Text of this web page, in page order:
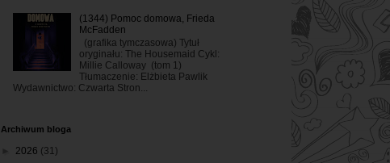
(1344) Pomoc domowa, Frieda
McFadden
(grafika tymczasowa) Tytuł
oryginału: The Housemaid Cykl:
Millie Calloway (tom 1)
Tłumaczenie: Elżbieta Pawlik
Wydawnictwo: Czwarta Stron...
Archiwum bloga
2026 (31)